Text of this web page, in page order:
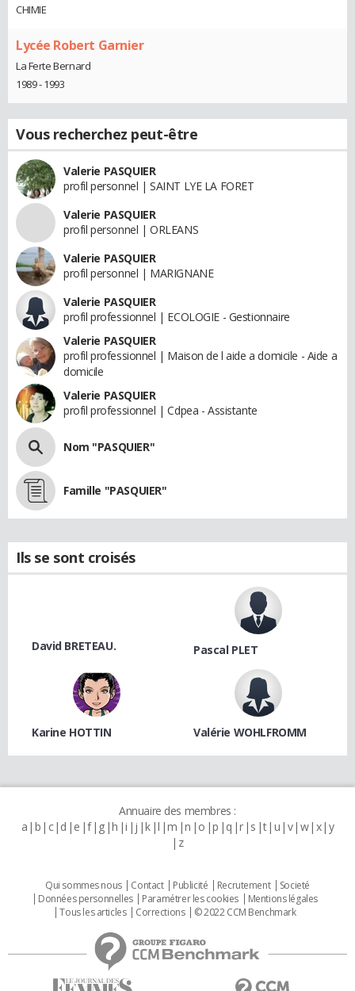
CHIMIE
Lycée Robert Garnier
La Ferte Bernard
1989 - 1993
Vous recherchez peut-être
Valerie PASQUIER
profil personnel | SAINT LYE LA FORET
Valerie PASQUIER
profil personnel | ORLEANS
Valerie PASQUIER
profil personnel | MARIGNANE
Valerie PASQUIER
profil professionnel | ECOLOGIE - Gestionnaire
Valerie PASQUIER
profil professionnel | Maison de l aide a domicile - Aide a
domicile
Valerie PASQUIER
profil professionnel | Cdpea - Assistante
Nom "PASQUIER"
Famille "PASQUIER"
Ils se sont croisés
David BRETEAU. Pascal PLET
Karine HOTTIN Valérie WOHLFROMM
Annuaire des membres :
a b c d e f g h i j k l m n o p q r s t u v w x y
z
Qui sommes nous Contact Publicité Recrutement
Societé
Données personnelles
Paramétrer les cookies
Mentions légales
Tous les articles
Corrections © 2022 CCM Benchmark